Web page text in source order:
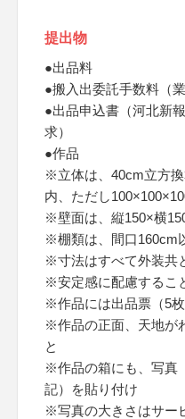
提出物
●出品料
●搬入出委託手数料（
●出品申込書（河北新
求）
●作品
※立体は、40cm立方
内、ただし
※壁面は、縦150×横
※棚類は、間口160cm
※寸法はすべて外装共
※安定感に配慮するこ
※作品には出品票（5
※作品の正面、天地が
と
※作品の箱にも、写真
記）を貼り付け
※写真の大きさはサー